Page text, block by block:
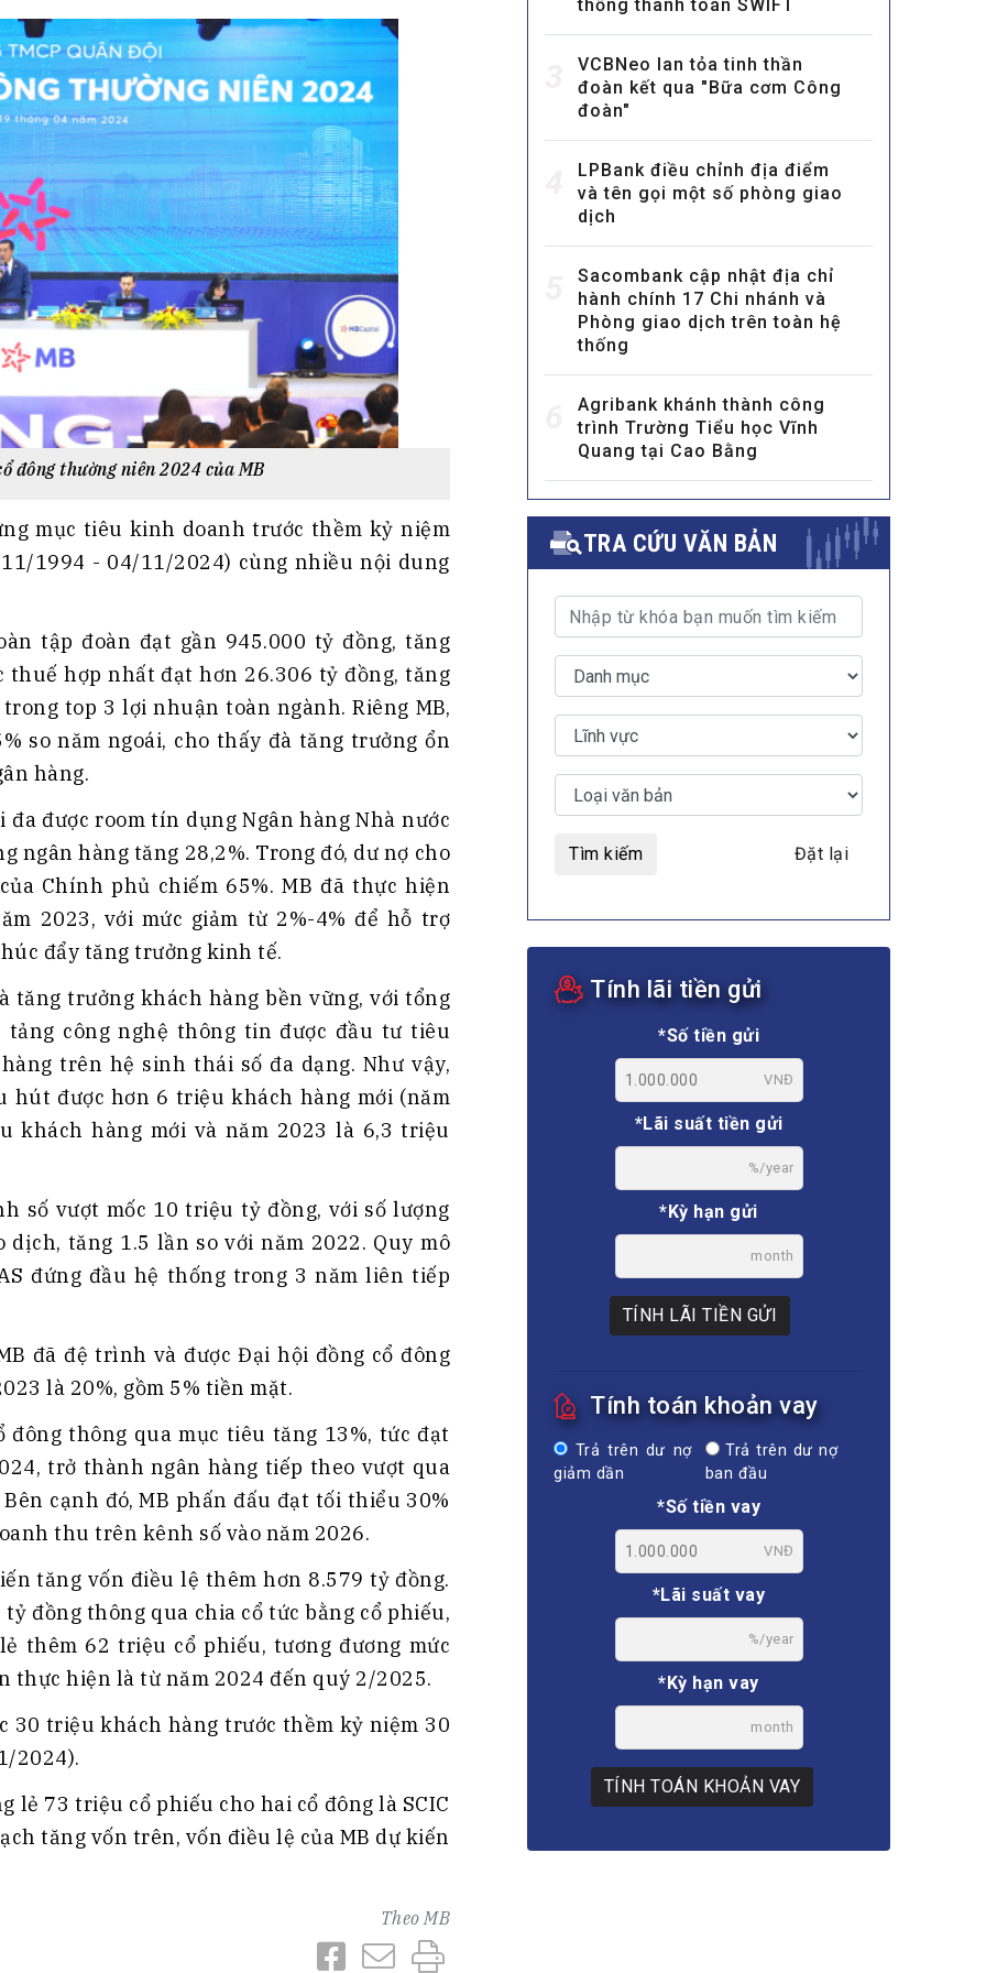
sản
–Thẻ
trị
làm
TUYỂN DỤNG
MULTIMEDIA
E-magazines
Photos
đông thường niên 2024 của MB
mục tiêu kinh doanh trước thềm kỷ niệm
1994 - 04/11/2024) cùng nhiều nội dung
tập đoàn đạt gần 945.000 tỷ đồng, tăng
thuế hợp nhất đạt hơn 26.306 tỷ đồng, tăng
top 3 lợi nhuận toàn ngành. Riêng MB,
so năm ngoái, cho thấy đà tăng trưởng ổn
hàng.
được room tín dụng Ngân hàng Nhà nước
ngân hàng tăng 28,2%. Trong đó, dư nợ cho
Chính phủ chiếm 65%. MB đã thực hiện
2023, với mức giảm từ 2%-4% để hỗ trợ
đẩy tăng trưởng kinh tế.
trưởng khách hàng bền vững, với tổng
công nghệ thông tin được đầu tư tiêu
trên hệ sinh thái số đa dạng. Như vậy,
được hơn 6 triệu khách hàng mới (năm
khách hàng mới và năm 2023 là 6,3 triệu
số vượt mốc 10 triệu tỷ đồng, với số lượng
tăng 1.5 lần so với năm 2022. Quy mô
đứng đầu hệ thống trong 3 năm liên tiếp
đã đệ trình và được Đại hội đồng cổ đông
là 20%, gồm 5% tiền mặt.
thông qua mục tiêu tăng 13%, tức đạt
trở thành ngân hàng tiếp theo vượt qua
cạnh đó, MB phấn đấu đạt tối thiểu 30%
thu trên kênh số vào năm 2026.
tăng vốn điều lệ thêm hơn 8.579 tỷ đồng.
đồng thông qua chia cổ tức bằng cổ phiếu,
thêm 62 triệu cổ phiếu, tương đương mức
thực hiện là từ năm 2024 đến quý 2/2025.
30 triệu khách hàng trước thềm kỷ niệm 30
2024).
lẻ 73 triệu cổ phiếu cho hai cổ đông là SCIC
tăng vốn trên, vốn điều lệ của MB dự kiến
TheoMB
thống thanh toán SWIFT
VCBNeo lan tỏa tinh thần
đoàn kết qua "Bữa cơm Công
đoàn"
LPBank điều chỉnh địa điểm
và tên gọi một số phòng giao
dịch
Sacombank cập nhật địa chỉ
hành chính 17 Chi nhánh và
Phòng giao dịch trên toàn hệ
thống
Agribank khánh thành công
trình Trường Tiểu học Vĩnh
Quang tại Cao Bằng
TRA CỨU VĂN BẢN
Tìm kiếm Đặt lại
Tính lãi tiền gửi
*Số tiền gửi
VNĐ
*Lãi suất tiền gửi
%/year
*Kỳ hạn gửi
month
TÍNH LÃI TIỀN GỬI
Tính toán khoản vay
Trả trên dư nợ
giảm dần
Trả trên dư nợ
ban đầu
*Số tiền vay
VNĐ
*Lãi suất vay
%/year
*Kỳ hạn vay
month
TÍNH TOÁN KHOẢN VAY